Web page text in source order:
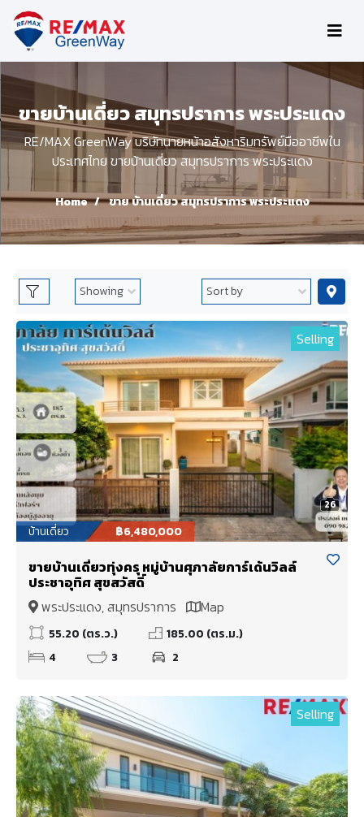
ขายบ้านเดี่ยว สมุทรปราการ พระประแดง
RE/MAX GreenWay บริษัทนายหน้าอสังหาริมทรัพย์มืออาชีพใน
ประเทศไทย ขายบ้านเดี่ยว สมุทรปราการ พระประแดง
Home ขาย บ้านเดี่ยว สมุทรปราการ พระประแดง
26
Selling
บ้านเดี่ยว ฿6,480,000
ขายบ้านเดี่ยวทุ่งครุ หมู่บ้านศุภาลัยการ์เด้นวิลล์
ประชาอุทิศ สุขสวัสดิ์
พระประแดง, สมุทรปราการ
Map
55.20 (ตร.ว.)
185.00 (ตร.ม.)
4
3 2
Selling